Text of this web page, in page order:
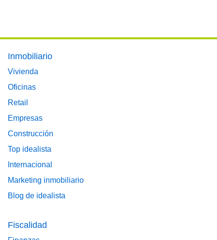
Footer main menu
Inmobiliario
Vivienda
Oficinas
Retail
Empresas
Construcción
Top idealista
Internacional
Marketing inmobiliario
Blog de idealista
Fiscalidad